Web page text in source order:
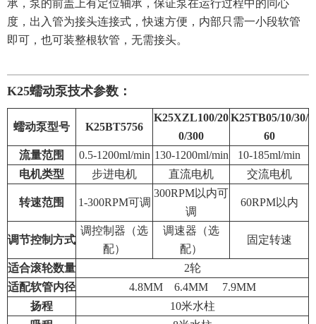
承，泵的前盖上有定位轴承，保证泵在运行过程中的同心
度，出入管为接头连接式，快速方便，内部只需一小段软管
即可，也可装整根软管，无需接头。
K25蠕动泵技术参数：
蠕动泵型号 K25BT5756
K25XZL100/20
0/300
K25TB05/10/30/
60
流量范围
0.5-1200ml/min 130-1200ml/min
10-185ml/min
电机类型
步进电机 直流电机 交流电机
转速范围 1-300RPM可调
300RPM以内可
调
60RPM以内
调节控制方式
调控制器（选
配）
调速器（选
配）
固定转速
适合滚轮数量
2轮
适配软管内径
4.8MM 6.4MM 7.9MM
扬程
10米水柱